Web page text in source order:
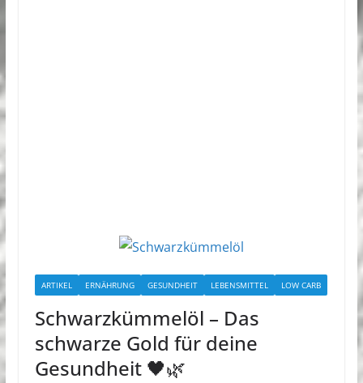
ARTIKEL ERNÄHRUNG GESUNDHEIT LEBENSMITTEL LOW CARB
Schwarzkümmelöl – Das
schwarze Gold für deine
Gesundheit 🖤🌿